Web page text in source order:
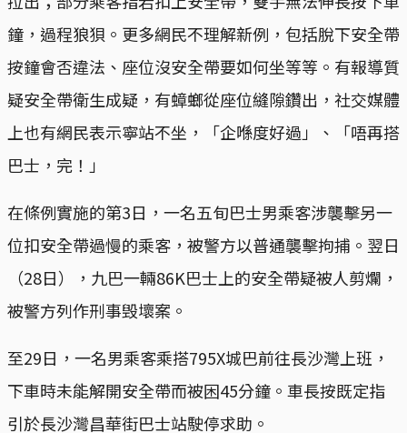
鐘，過程狼狽。更多網民不理解新例，包括脫下安全帶
按鐘會否違法、座位沒安全帶要如何坐等等。有報導質
疑安全帶衛生成疑，有蟑螂從座位縫隙鑽出，社交媒體
上也有網民表示寧站不坐，「企喺度好過」、「唔再搭
巴士，完！」
在條例實施的第3日，一名五旬巴士男乘客涉襲擊另一
位扣安全帶過慢的乘客，被警方以普通襲擊拘捕。翌日
（28日），九巴一輛86K巴士上的安全帶疑被人剪爛，
被警方列作刑事毁壞案。
至29日，一名男乘客乘搭795X城巴前往長沙灣上班，
下車時未能解開安全帶而被困45分鐘。車長按既定指
引於長沙灣昌華街巴士站駛停求助。